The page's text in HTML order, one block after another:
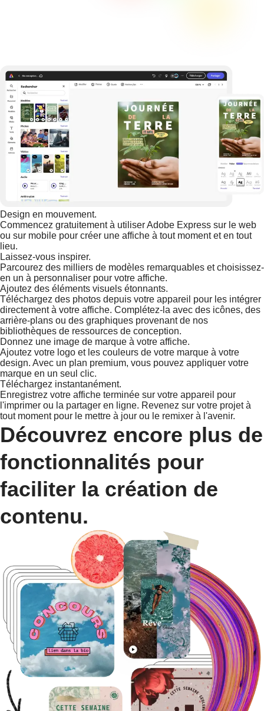
Design en mouvement.
Commencez gratuitement à utiliser Adobe Express sur le web
ou sur mobile pour créer une affiche à tout moment et en tout
lieu.
Laissez-vous inspirer.
Parcourez des milliers de modèles remarquables et choisissez-
en un à personnaliser pour votre affiche.
Ajoutez des éléments visuels étonnants.
Téléchargez des photos depuis votre appareil pour les intégrer
directement à votre affiche. Complétez-la avec des icônes, des
arrière-plans ou des graphiques provenant de nos
bibliothèques de ressources de conception.
Donnez une image de marque à votre affiche.
Ajoutez votre logo et les couleurs de votre marque à votre
design. Avec un plan premium, vous pouvez appliquer votre
marque en un seul clic.
Téléchargez instantanément.
Enregistrez votre affiche terminée sur votre appareil pour
l'imprimer ou la partager en ligne. Revenez sur votre projet à
tout moment pour le mettre à jour ou le remixer à l'avenir.
Découvrez encore plus de
fonctionnalités pour
faciliter la création de
contenu.